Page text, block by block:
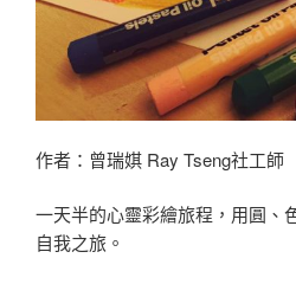
作者：曾瑞娸 Ray Tseng社工師
一天半的心靈彩繪旅程，用圓、
自我之旅。